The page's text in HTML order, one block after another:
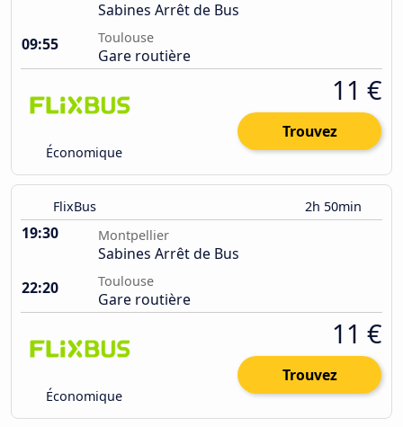
Sabines Arrêt de Bus
09:55
Toulouse
Gare routière
Économique
11 €
Trouvez
FlixBus 2h 50min
19:30 Montpellier
Sabines Arrêt de Bus
22:20
Toulouse
Gare routière
Économique
11 €
Trouvez